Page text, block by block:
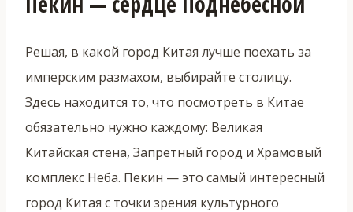
Решая, в какой город Китая лучше поехать за
имперским размахом, выбирайте столицу.
Здесь находится то, что посмотреть в Китае
обязательно нужно каждому: Великая
Китайская стена, Запретный город и Храмовый
комплекс Неба. Пекин — это самый интересный
город Китая с точки зрения культурного